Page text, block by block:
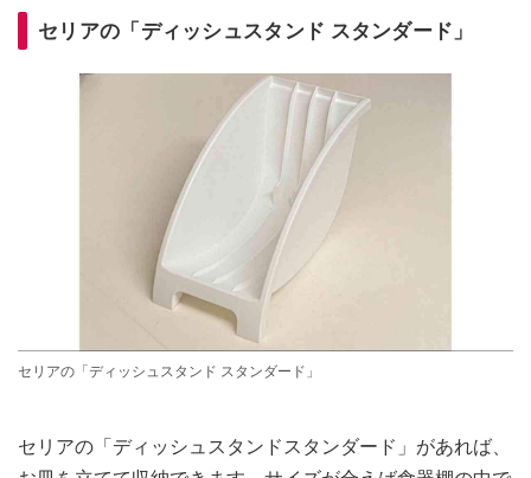
セリアの「ディッシュスタンド スタンダード」
セリアの「ディッシュスタンド スタンダード」
セリアの「ディッシュスタンドスタンダード」があれば、